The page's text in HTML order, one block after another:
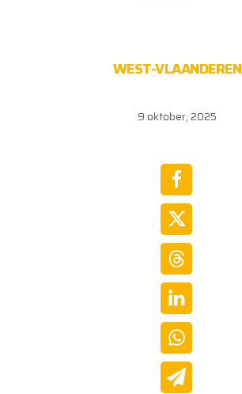
WEST-VLAANDEREN
9 oktober, 2025